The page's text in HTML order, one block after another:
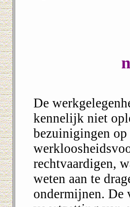
De
kennelijk niet
bezuinigingen
rechtvaardigen,
weten aan te
ondermijnen. De